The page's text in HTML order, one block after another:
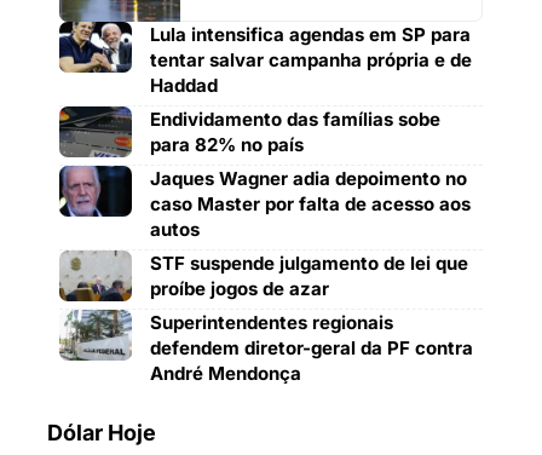
Lula intensifica agendas em SP para
tentar salvar campanha própria e de
Haddad
Endividamento das famílias sobe
para 82% no país
Jaques Wagner adia depoimento no
caso Master por falta de acesso aos
autos
STF suspende julgamento de lei que
proíbe jogos de azar
Superintendentes regionais
defendem diretor-geral da PF contra
André Mendonça
Dólar Hoje